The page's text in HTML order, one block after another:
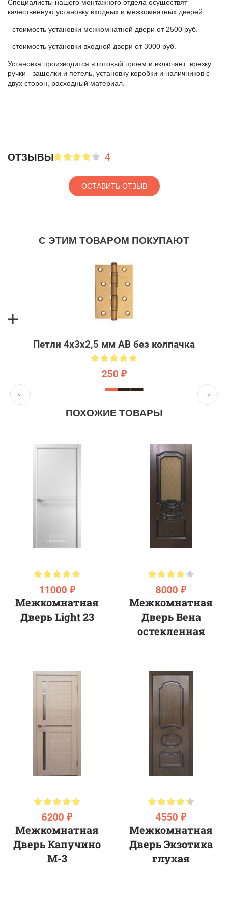
Специалисты нашего монтажного отдела осуществят
качественную установку входных и межкомнатных дверей.
- стоимость установки межкомнатной двери от 2500 руб.
- стоимость установки входной двери от 3000 руб.
Установка производится в готовый проем и включает: врезку
ручки - защелки и петель, установку коробки и наличников с
двух сторон, расходный материал.
ОТЗЫВЫ 4
ОСТАВИТЬ ОТЗЫВ
С ЭТИМ ТОВАРОМ ПОКУПАЮТ
Петли 4х3х2,5 мм AB без колпачка
250 ₽
ПОХОЖИЕ ТОВАРЫ
11000 ₽
Межкомнатная
Дверь Light 23
8000 ₽
Межкомнатная
Дверь Вена
остекленная
6200 ₽
Межкомнатная
Дверь Капучино
М-3
4550 ₽
Межкомнатная
Дверь Экзотика
глухая